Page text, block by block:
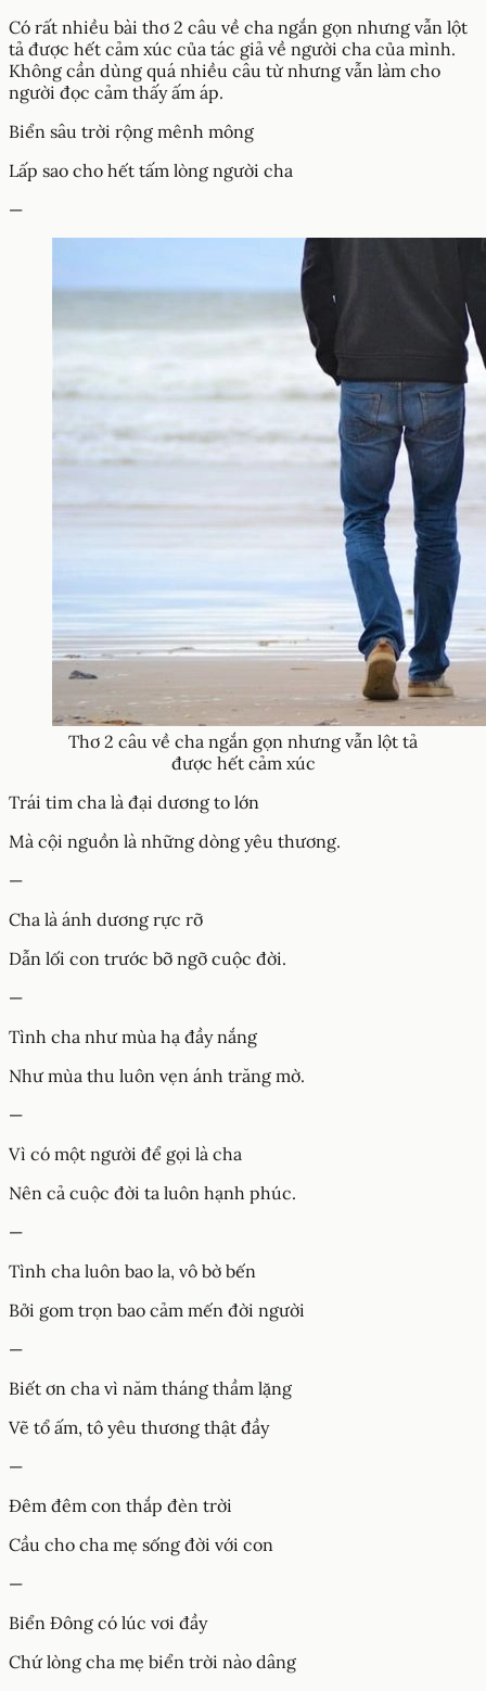
Có rất nhiều bài thơ 2 câu về cha ngắn gọn nhưng vẫn lột
tả được hết cảm xúc của tác giả về người cha của mình.
Không cần dùng quá nhiều câu từ nhưng vẫn làm cho
người đọc cảm thấy ấm áp.
Biển sâu trời rộng mênh mông
Lấp sao cho hết tấm lòng người cha
—
Thơ 2 câu về cha ngắn gọn nhưng vẫn lột tả
được hết cảm xúc
Trái tim cha là đại dương to lớn
Mà cội nguồn là những dòng yêu thương.
—
Cha là ánh dương rực rỡ
Dẫn lối con trước bỡ ngỡ cuộc đời.
—
Tình cha như mùa hạ đầy nắng
Như mùa thu luôn vẹn ánh trăng mờ.
—
Vì có một người để gọi là cha
Nên cả cuộc đời ta luôn hạnh phúc.
—
Tình cha luôn bao la, vô bờ bến
Bởi gom trọn bao cảm mến đời người
—
Biết ơn cha vì năm tháng thầm lặng
Vẽ tổ ấm, tô yêu thương thật đầy
—
Đêm đêm con thắp đèn trời
Cầu cho cha mẹ sống đời với con
—
Biển Đông có lúc vơi đầy
Chứ lòng cha mẹ biển trời nào dâng